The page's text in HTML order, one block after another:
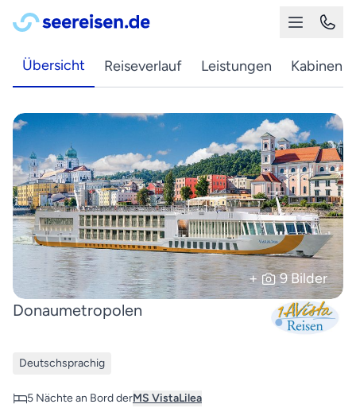
Übersicht Reiseverlauf Leistungen Kabinen
+ 9 Bilder
Donaumetropolen
Deutschsprachig
5 Nächte an Bord derMS VistaLilea